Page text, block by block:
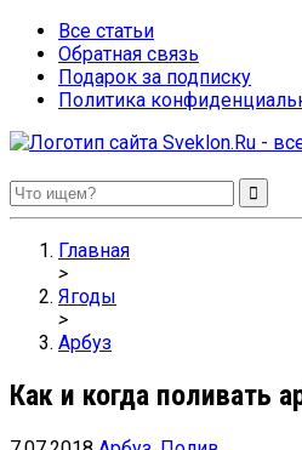
Все статьи
Обратная связь
Подарок за подписку
Политика
Sveklon.Ru – все про сад, огород,
Главная
>
Ягоды
>
Арбуз
Как и когда поливать